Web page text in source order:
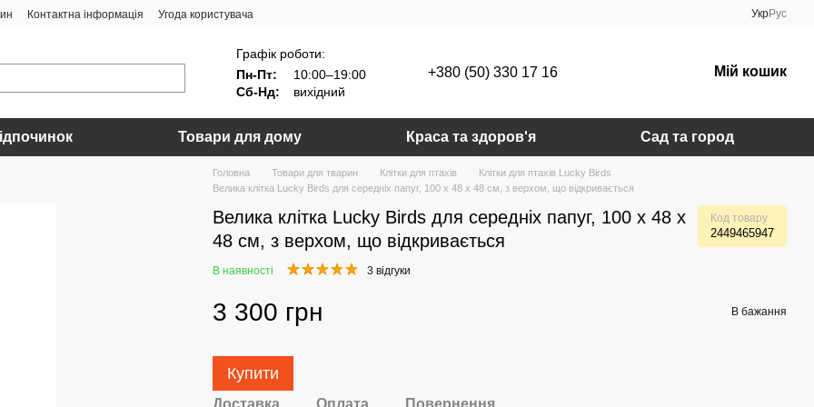
Контактна інформація Угода користувача УкрРус
Графік роботи:
Пн-Пт:
10:00–19:00
Сб-Нд:
вихідний
+380 (50) 330 17 16 Мій кошик
Товари для дому Краса та здоров'я Сад та город
Головна Товари для тварин Клітки для птахів
Клітки для птахів Lucky Birds
Велика клітка Lucky Birds для середніх папуг, 100 х 48 х 48 см, з верхом, що відкривається
Велика клітка Lucky Birds для середніх папуг, 100 х 48 х
48 см, з верхом, що відкривається
Код товару
2449465947
В наявності 3 відгуки
3 300 грн В бажання
Купити
Доставка Оплата Повернення